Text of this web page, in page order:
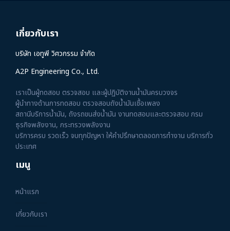
เกี่ยวกับเรา
บริษัท เอทูพี วิศวกรรม จำกัด
A2P Engineering Co., Ltd.
เราเป็นผู้ทดสอบ ตรวจสอบ และผู้ปฏิบัติงานน้ำมันครบวงจร
ผู้นำทางด้านการทดสอบ ตรวจสอบถังน้ำมันเชื้อเพลง
สถานีบริการน้ำมัน, ถังรถขนส่งน้ำมัน งานทดสอบและตรวจสอบ กรม
ธุรกิจพลังงาน, กระทรวงพลังงาน
บริการครบ รวดเร็ว จบทุกปัญหา ให้คำปรึกษาตลอดการทำงาน บริการทั่ว
ประเทศ
เมนู
หน้าแรก
เกี่ยวกับเรา